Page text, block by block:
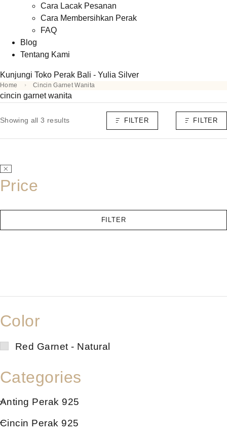
Cara Lacak Pesanan
Cara Membersihkan Perak
FAQ
Blog
Tentang Kami
Kunjungi Toko Perak Bali - Yulia Silver
Home Cincin Garnet Wanita
cincin garnet wanita
Showing all 3 results FILTER FILTER
Price
FILTER
Color
Red Garnet - Natural
Categories
Anting Perak 925
Cincin Perak 925